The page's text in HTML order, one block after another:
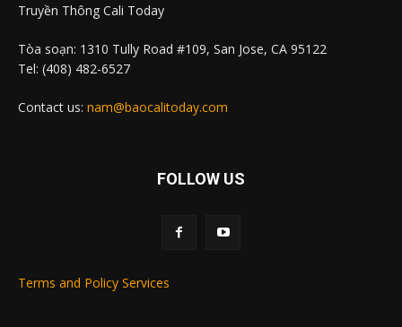
Truyền Thông Cali Today
Tòa soạn: 1310 Tully Road #109, San Jose, CA 95122
Tel: (408) 482-6527
Contact us: nam@baocalitoday.com
FOLLOW US
Terms and Policy Services